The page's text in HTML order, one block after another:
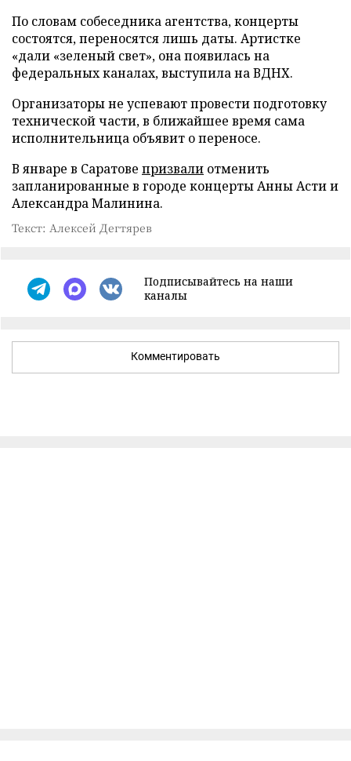
По словам собеседника агентства, концерты
состоятся, переносятся лишь даты. Артистке
«дали «зеленый свет», она появилась на
федеральных каналах, выступила на ВДНХ.
Организаторы не успевают провести подготовку
технической части, в ближайшее время сама
исполнительница объявит о переносе.
В январе в Саратове призвали отменить
запланированные в городе концерты Анны Асти и
Александра Малинина.
Текст: Алексей Дегтярев
Подписывайтесь на наши
каналы
Комментировать